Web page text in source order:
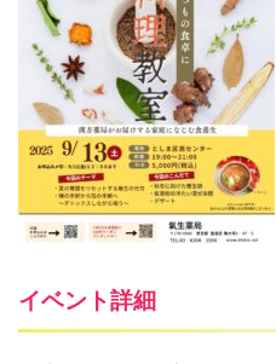
イベント詳細